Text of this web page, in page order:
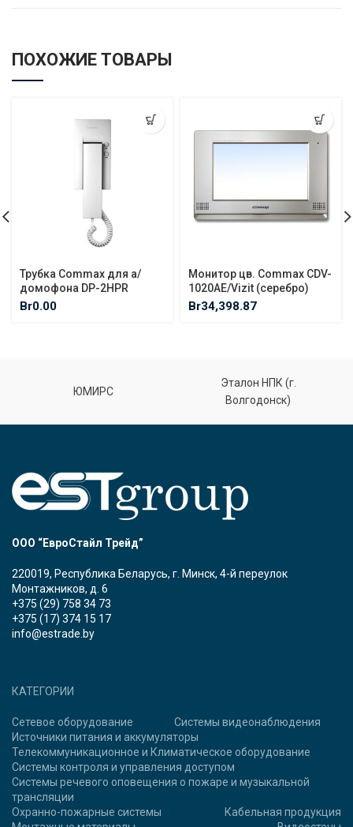
ПОХОЖИЕ ТОВАРЫ
Трубка Commax для а/
домофона DP-2HPR
Br0.00
Монитор цв. Commax CDV-
1020AE/Vizit (серебро)
Br34,398.87
ЮМИРС
Эталон НПК (г.
Волгодонск)
ООО “ЕвроСтайл Трейд”
220019, Республика Беларусь, г. Минск, 4-й переулок
Монтажников, д. 6
+375 (29) 758 34 73
+375 (17) 374 15 17
info@estrade.by
КАТЕГОРИИ
Сетевое оборудование
Системы видеонаблюдения
Источники питания и аккумуляторы
Телекоммуникационное и Климатическое оборудование
Системы контроля и управления доступом
Системы речевого оповещения о пожаре и музыкальной
трансляции
Охранно-пожарные системы
Кабельная продукция